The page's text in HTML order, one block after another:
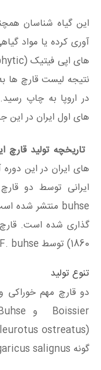
این گیاه شناسان
آوری کرده یا مواد
نتیجه لیست قارچ ها
در اروپا به چاپ
های اول ایران در
تاریخچه تولید قارچ ایران،
های ایران در این
1860) توسط F. buhse جمع آوری شده است.
تنوع تولید
دو قارچ مهم
گونه Agaricus salignus گزارش شد.